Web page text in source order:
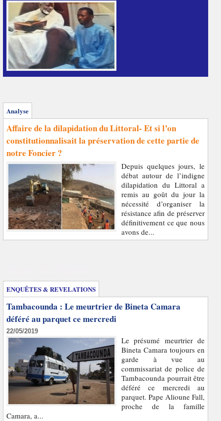
Analyse
Affaire de la dilapidation du Littoral- Et si l’on
constitutionnalisait la préservation de cette partie de
notre Foncier ?
Depuis quelques jours, le
débat autour de l’indigne
dilapidation du Littoral a
remis au goût du jour la
nécessité d’organiser la
résistance afin de préserver
définitivement ce que nous
avons de...
ENQUÊTES & REVELATIONS
Tambacounda : Le meurtrier de Bineta Camara
déféré au parquet ce mercredi
22/05/2019
Le présumé meurtrier de
Bineta Camara toujours en
garde à vue au
commissariat de police de
Tambacounda pourrait être
déféré ce mercredi au
parquet. Pape Alioune Fall,
proche de la famille
Camara, a...